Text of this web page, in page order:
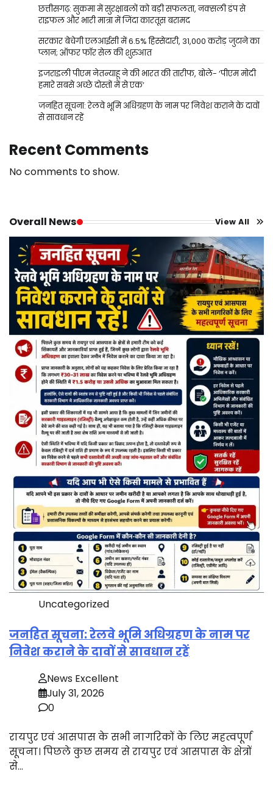
छत्तीसगढ़: सुकमा में सुरक्षाबलों को बड़ी सफलता, नक्सली डंप से
राइफल और भारी मात्रा में जिंदा कारतूस बरामद
सरकार बेचेगी एलआईसी में 6.5% हिस्सेदारी, 31,000 करोड़ जुटाने का
प्लान; ऑफर फॉर सेल की शुरुआत
इजराइली पीएम नेतन्याहू ने की भारत की तारीफ, बोले- ‘पीएम मोदी
हमारे सबसे अच्छे दोस्तों में से एक’
जनहित सूचना: रेलवे भूमि अधिग्रहण के नाम पर निवेश कराने के दावों
से सावधान रहें
Recent Comments
No comments to show.
Overall News View All
Uncategorized
जनहित सूचना: रेलवे भूमि अधिग्रहण के नाम पर
निवेश कराने के दावों से सावधान रहें
News Excellent
July 31, 2026
0
रायपुर एवं आसपास के सभी नागरिकों के लिए महत्वपूर्ण
सूचना। पिछले कुछ समय से रायपुर एवं आसपास के क्षेत्रों
से…